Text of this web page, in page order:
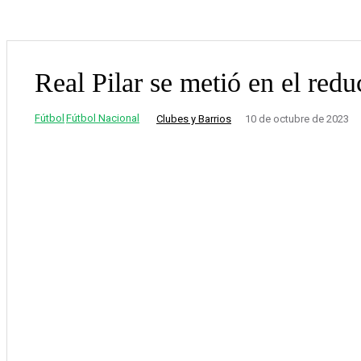
Real Pilar se metió en el
Fútbol Fútbol Nacional Clubes y Barrios 10 de octubre de 2023